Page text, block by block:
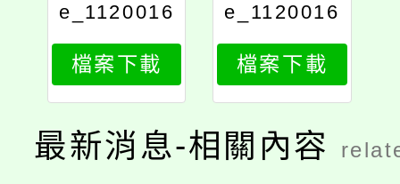
e_1120016
323_attach
1
檔案下載
e_1120016
323_print
檔案下載
最新消息-相關內容